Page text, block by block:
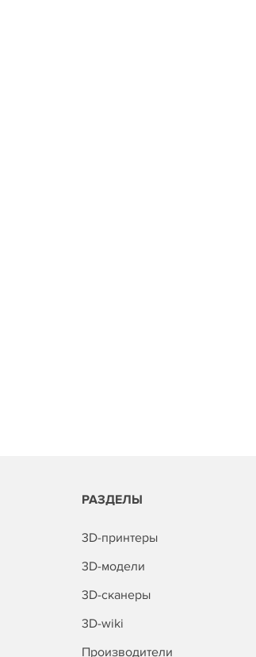
РАЗДЕЛЫ
3D-принтеры
3D-модели
3D-сканеры
3D-wiki
Производители